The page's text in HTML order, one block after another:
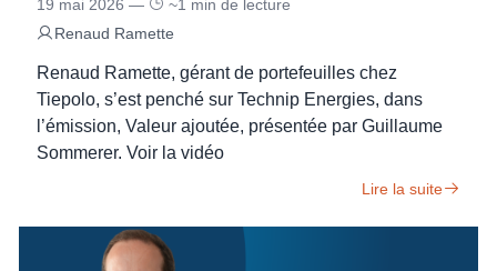
19 mai 2026 —
~1 min de lecture
Renaud Ramette
Renaud Ramette, gérant de portefeuilles chez
Tiepolo, s’est penché sur Technip Energies, dans
l’émission, Valeur ajoutée, présentée par Guillaume
Sommerer. Voir la vidéo
Lire la suite